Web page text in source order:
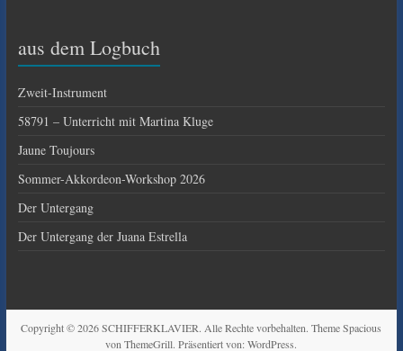
aus dem Logbuch
Zweit-Instrument
58791 – Unterricht mit Martina Kluge
Jaune Toujours
Sommer-Akkordeon-Workshop 2026
Der Untergang
Der Untergang der Juana Estrella
Copyright © 2026SCHIFFERKLAVIER. Alle Rechte vorbehalten. ThemeSpacious
von ThemeGrill. Präsentiert von:WordPress.